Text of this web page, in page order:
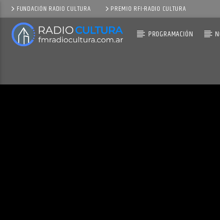
FUNDACIÓN RADIO CULTURA PREMIO RFI-RADIO CULTURA
PROGRAMACIÓN